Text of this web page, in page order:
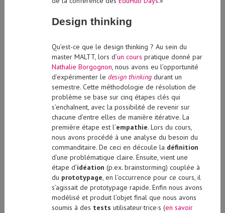
master MALTT, lors d’un courspratique donné par
Nathalie Borgognon, nous avons eu l’opportunité
d’expérimenter ledesign thinkingdurant un
semestre. Cette méthodologie de résolution de
problème se base sur cinq étapes clés qui
s’enchaînent, avec la possibilité de revenir sur
chacune d’entre elles de manière itérative. La
première étape est l’ empathie. Lors du cours,
nous avons procédé à une analyse du besoin du
commanditaire. De ceci en découle la définition
d’une problématique claire. Ensuite, vient une
étape d’idéation(p.ex. brainstorming) couplée à
duprototypage, en l’occurrence pour ce cours, il
s’agissait de prototypage rapide. Enfin nous avons
modélisé et produit l’objet final que nous avons
soumis à destestsutilisateur·trice·s (en savoir
plus).